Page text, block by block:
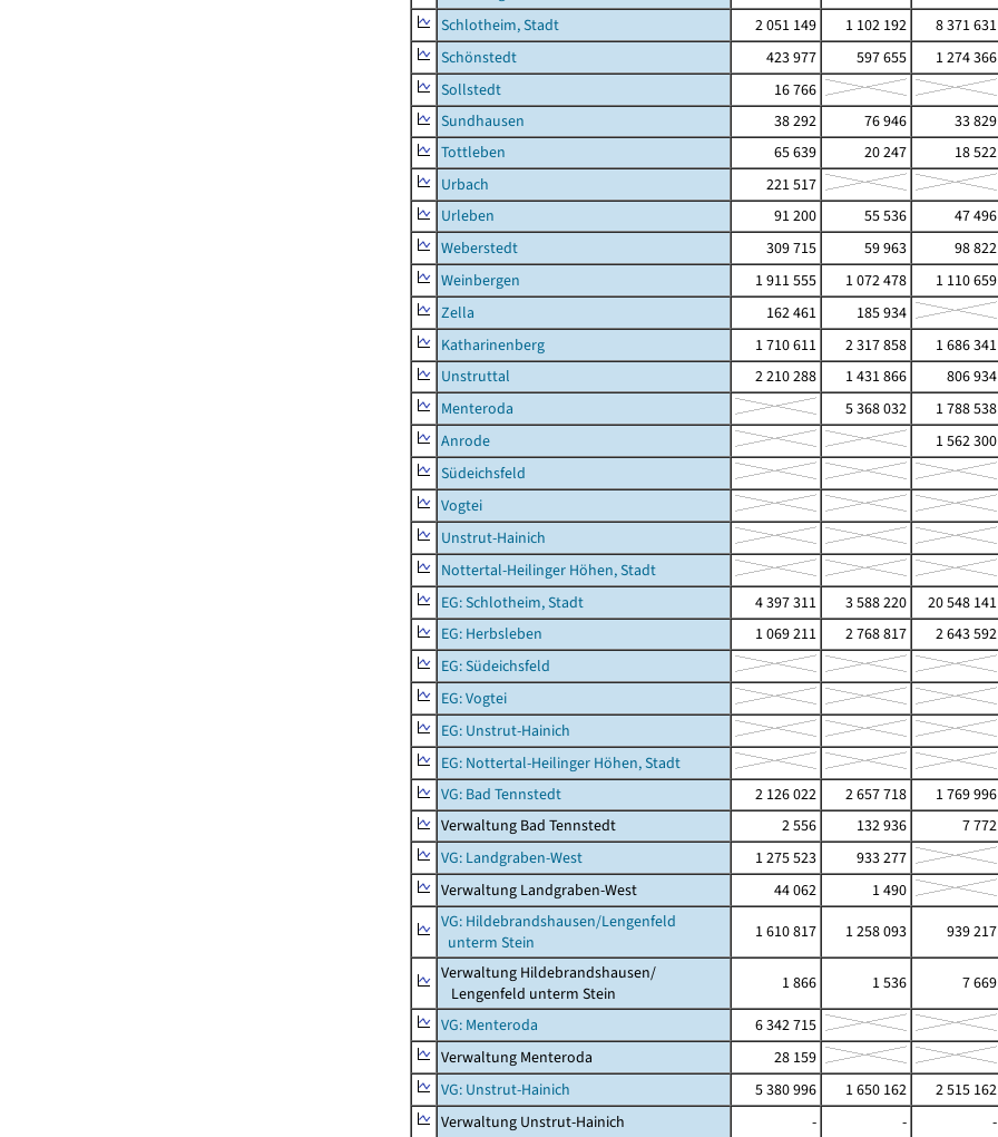
Schlotheim, Stadt
2 051 149 1 102 192 8 371 631
Schönstedt
423 977 597 655 1 274 366
Sollstedt
16 766
Sundhausen
38 292 76 946 33 829
Tottleben
65 639 20 247 18 522
Urbach
221 517
Urleben
91 200 55 536 47 496
Weberstedt
309 715 59 963 98 822
Weinbergen
1 911 555 1 072 478 1 110 659
Zella
162 461
185 934
Katharinenberg
1 710 611 2 317 858 1 686 341
Unstruttal
2 210 288 1 431 866 806 934
Menteroda
5 368 032 1 788 538
Anrode
1 562 300
Südeichsfeld
Vogtei
Unstrut-Hainich
Nottertal-Heilinger Höhen, Stadt
EG: Schlotheim, Stadt
4 397 311 3 588 220 20 548 141
EG: Herbsleben
1 069 211 2 768 817 2 643 592
EG: Südeichsfeld
EG: Vogtei
EG: Unstrut-Hainich
EG: Nottertal-Heilinger Höhen, Stadt
VG: Bad Tennstedt
2 126 022 2 657 718 1 769 996
Verwaltung Bad Tennstedt
2 556 132 936 7 772
VG: Landgraben-West
1 275 523
933 277
Verwaltung Landgraben-West
44 062
1 490
VG: Hildebrandshausen/Lengenfeld
unterm Stein
1 610 817 1 258 093 939 217
Verwaltung Hildebrandshausen/
Lengenfeld unterm Stein
1 866 1 536 7 669
VG: Menteroda
6 342 715
Verwaltung Menteroda
28 159
VG: Unstrut-Hainich
5 380 996 1 650 162 2 515 162
Verwaltung Unstrut-Hainich
- - -